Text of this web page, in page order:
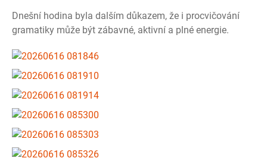
Dnešní hodina byla dalším důkazem, že i procvičování
gramatiky může být zábavné, aktivní a plné energie.